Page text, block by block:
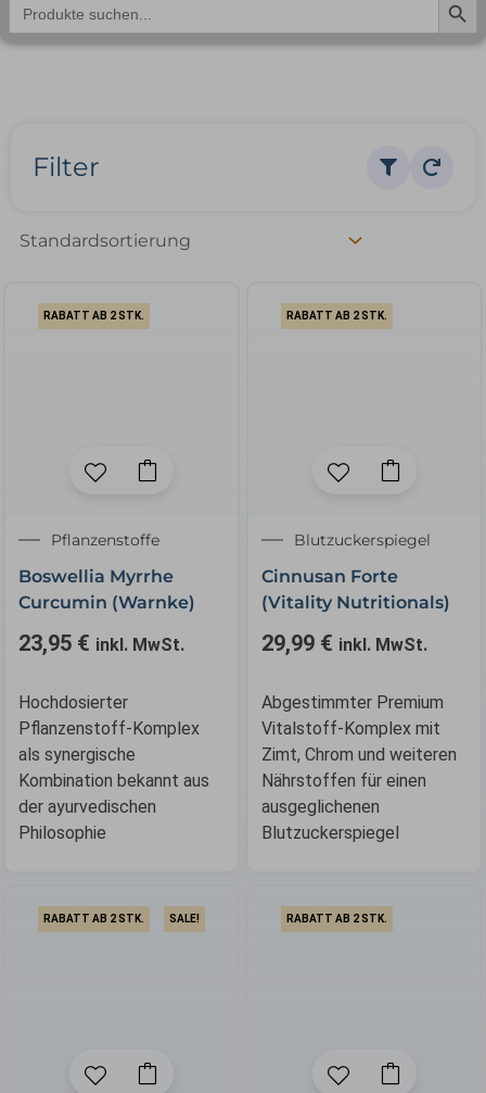
for:
Filter
RABATT AB 2 STK.
Pflanzenstoffe
Boswellia Myrrhe
Curcumin (Warnke)
23,95 € inkl. MwSt.
Hochdosierter
Pflanzenstoff-Komplex
als synergische
Kombination bekannt aus
der ayurvedischen
Philosophie
RABATT AB 2 STK.
Blutzuckerspiegel
Cinnusan Forte
(Vitality Nutritionals)
29,99 € inkl. MwSt.
Abgestimmter Premium
Vitalstoff-Komplex mit
Zimt, Chrom und weiteren
Nährstoffen für einen
ausgeglichenen
Blutzuckerspiegel
RABATT AB 2 STK. SALE! RABATT AB 2 STK.